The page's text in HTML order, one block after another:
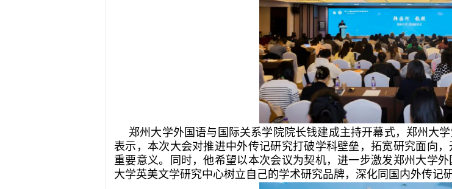
郑州大学外国语与国际关系学院院长钱建成主持开幕式，郑州大
表示，本次大会对推进中外传记研究打破学科壁垒，拓宽研究面向
重要意义。同时，他希望以本次会议为契机，进一步激发郑州大学
大学英美文学研究中心树立自己的学术研究品牌，深化同国内外传记